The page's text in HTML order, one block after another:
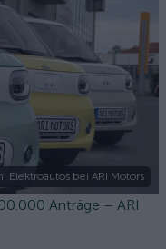
Elektroautos bei ARI Motors
Anträge – ARI